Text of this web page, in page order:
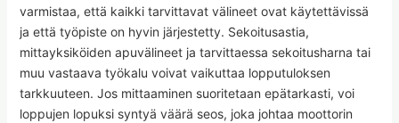
varmistaa, että kaikki tarvittavat välineet ovat käytettävissä
ja että työpiste on hyvin järjestetty. Sekoitusastia,
mittayksiköiden apuvälineet ja tarvittaessa sekoitusharna tai
muu vastaava työkalu voivat vaikuttaa lopputuloksen
tarkkuuteen. Jos mittaaminen suoritetaan epätarkasti, voi
loppujen lopuksi syntyä väärä seos, joka johtaa moottorin